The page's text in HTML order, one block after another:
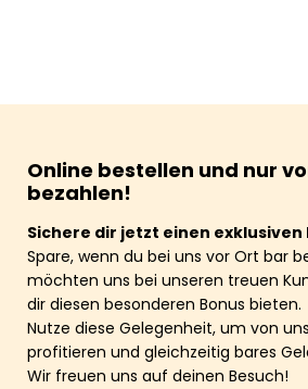
Online bestellen und nur
bezahlen!
Sichere dir jetzt einen exklusiven
Spare, wenn du bei uns vor Ort bar
möchten uns bei unseren treuen
dir diesen besonderen Bonus bieten.
Nutze diese Gelegenheit, um von
profitieren und gleichzeitig bares
Wir freuen uns auf deinen Besuch!